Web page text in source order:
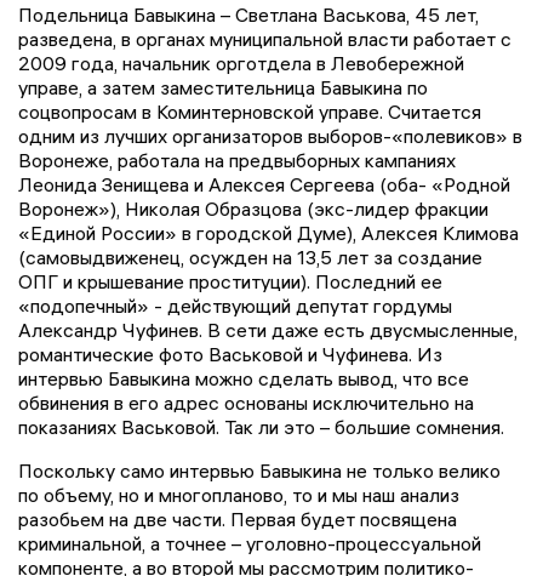
Подельница Бавыкина – Светлана Васькова, 45 лет,
разведена, в органах муниципальной власти работает с
2009 года, начальник орготдела в Левобережной
управе, а затем заместительница Бавыкина по
соцвопросам в Коминтерновской управе. Считается
одним из лучших организаторов выборов-«полевиков» в
Воронеже, работала на предвыборных кампаниях
Леонида Зенищева и Алексея Сергеева (оба- «Родной
Воронеж»), Николая Образцова (экс-лидер фракции
«Единой России» в городской Думе), Алексея Климова
(самовыдвиженец, осужден на 13,5 лет за создание
ОПГ и крышевание проституции). Последний ее
«подопечный» - действующий депутат гордумы
Александр Чуфинев. В сети даже есть двусмысленные,
романтические фото Васьковой и Чуфинева. Из
интервью Бавыкина можно сделать вывод, что все
обвинения в его адрес основаны исключительно на
показаниях Васьковой. Так ли это – большие сомнения.
Поскольку само интервью Бавыкина не только велико
по объему, но и многопланово, то и мы наш анализ
разобьем на две части. Первая будет посвящена
криминальной, а точнее – уголовно-процессуальной
компоненте, а во второй мы рассмотрим политико-